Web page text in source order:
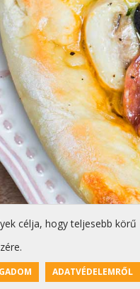
célja, hogy teljesebb körű
ADATVÉDELEMRŐL